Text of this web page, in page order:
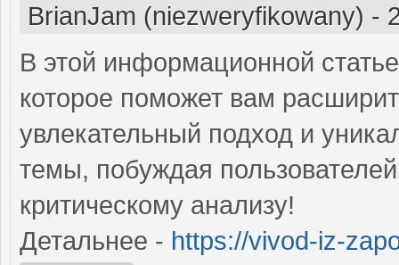
BrianJam (niezweryfikowany) -
В этой информационной
которое поможет вам
увлекательный подход и
темы, побуждая
критическому анализу!
Детальнее - https://vivod-iz-